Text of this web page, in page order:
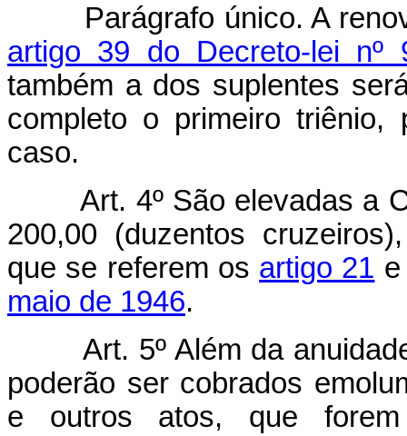
Parágrafo único. A
artigo 39 do Decreto-lei
também a dos suplentes
completo o primeiro triênio,
caso.
Art. 4º São elevadas a
200,00 (duzentos
que se referem os artigo 21
maio de 1946.
Art. 5º Além da
poderão ser cobrados
e outros atos, que forem